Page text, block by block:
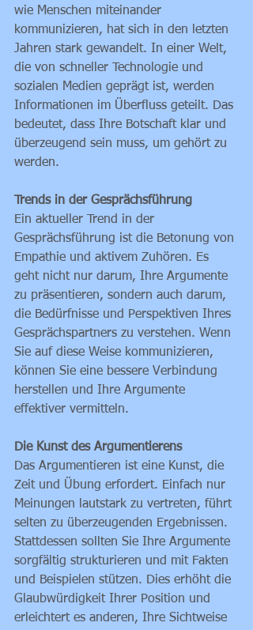
wie Menschen miteinander
kommunizieren, hat sich in den letzten
Jahren stark gewandelt. In einer Welt,
die von schneller Technologie und
sozialen Medien geprägt ist, werden
Informationen im Überfluss geteilt. Das
bedeutet, dass Ihre Botschaft klar und
überzeugend sein muss, um gehört zu
werden.
Trends in der Gesprächsführung
Ein aktueller Trend in der
Gesprächsführung ist die Betonung von
Empathie und aktivem Zuhören. Es
geht nicht nur darum, Ihre Argumente
zu präsentieren, sondern auch darum,
die Bedürfnisse und Perspektiven Ihres
Gesprächspartners zu verstehen. Wenn
Sie auf diese Weise kommunizieren,
können Sie eine bessere Verbindung
herstellen und Ihre Argumente
effektiver vermitteln.
Die Kunst des Argumentierens
Das Argumentieren ist eine Kunst, die
Zeit und Übung erfordert. Einfach nur
Meinungen lautstark zu vertreten, führt
selten zu überzeugenden Ergebnissen.
Stattdessen sollten Sie Ihre Argumente
sorgfältig strukturieren und mit Fakten
und Beispielen stützen. Dies erhöht die
Glaubwürdigkeit Ihrer Position und
erleichtert es anderen, Ihre Sichtweise